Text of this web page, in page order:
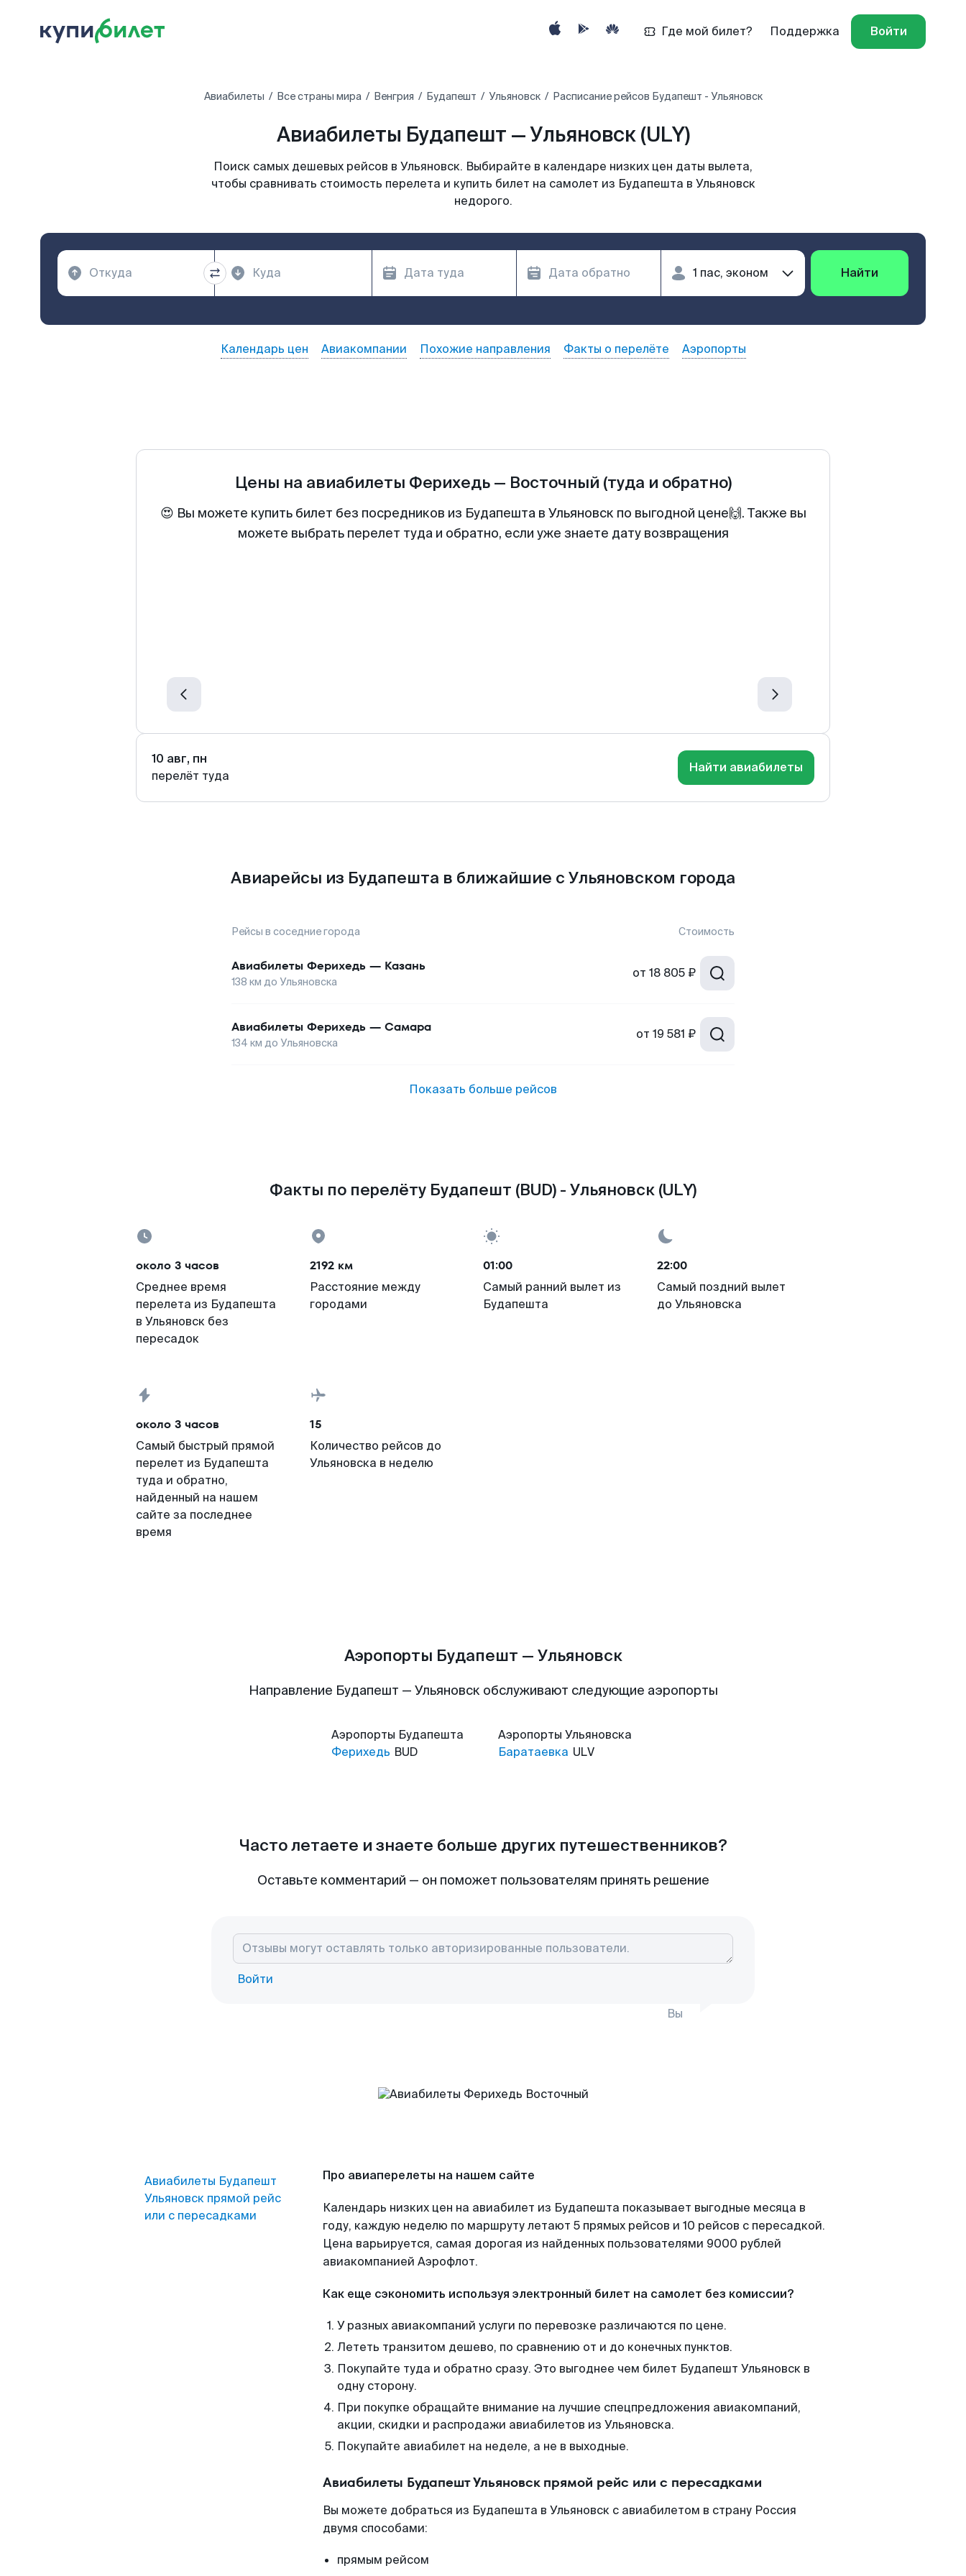
Где мой билет? Поддержка Войти
Авиабилеты Все страны мира Венгрия Будапешт Ульяновск Расписание рейсов Будапешт - Ульяновск
Авиабилеты Будапешт — Ульяновск (ULY)
Поиск самых дешевых рейсов в Ульяновск. Выбирайте в календаре низких цен даты вылета,
чтобы сравнивать стоимость перелета и купить билет на самолет из Будапешта в Ульяновск
недорого.
Найти
Календарь цен Авиакомпании Похожие направления Факты о перелёте Аэропорты
Цены на авиабилеты Ферихедь— Восточный (туда и обратно)
😍 Вы можете купить билет без посредников из Будапешта в Ульяновск по выгодной цене🙌. Также вы
можете выбрать перелет туда и обратно, если уже знаете дату возвращения
10 авг, пн
перелёт туда
Найти авиабилеты
Авиарейсы из Будапешта в ближайшие с Ульяновском города
Рейсы в соседние города Стоимость
Авиабилеты Ферихедь — Казань
138 км до Ульяновска
от 18 805 ₽
Авиабилеты Ферихедь — Самара
134 км до Ульяновска
от 19 581 ₽
Показать больше рейсов
Факты по перелёту Будапешт (BUD) - Ульяновск (ULY)
около 3 часов
Среднее время
перелета из Будапешта
в Ульяновск без
пересадок
2192 км
Расстояние между
городами
01:00
Самый ранний вылет из
Будапешта
22:00
Самый поздний вылет
до Ульяновска
около 3 часов
Самый быстрый прямой
перелет из Будапешта
туда и обратно,
найденный на нашем
сайте за последнее
время
15
Количество рейсов до
Ульяновска в неделю
Аэропорты Будапешт — Ульяновск
Направление Будапешт — Ульяновск обслуживают следующие аэропорты
Аэропорты Будапешта
Ферихедь BUD
Аэропорты Ульяновска
Баратаевка ULV
Часто летаете и знаете больше других путешественников?
Оставьте комментарий — он поможет пользователям принять решение
Войти
Вы
Авиабилеты Будапешт
Ульяновск прямой рейс
или с пересадками
Про авиаперелеты на нашем сайте
Календарь низких цен на авиабилет из Будапешта показывает выгодные месяца в
году, каждую неделю по маршруту летают 5 прямых рейсов и 10 рейсов с пересадкой.
Цена варьируется, самая дорогая из найденных пользователями 9000 рублей
авиакомпанией Аэрофлот.
Как еще сэкономить используя электронный билет на самолет без комиссии?
У разных авиакомпаний услуги по перевозке различаются по цене.
Лететь транзитом дешево, по сравнению от и до конечных пунктов.
Покупайте туда и обратно сразу. Это выгоднее чем билет Будапешт Ульяновск в
одну сторону.
При покупке обращайте внимание на лучшие спецпредложения авиакомпаний,
акции, скидки и распродажи авиабилетов из Ульяновска.
Покупайте авиабилет на неделе, а не в выходные.
Авиабилеты Будапешт Ульяновск прямой рейс или с пересадками
Вы можете добраться из Будапешта в Ульяновск с авиабилетом в страну Россия
двумя способами:
прямым рейсом